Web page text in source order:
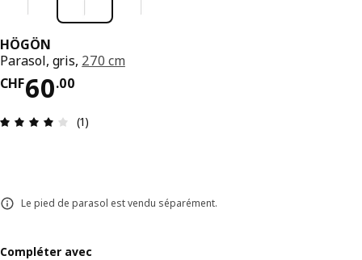
HÖGÖN
Parasol, gris, 270 cm
CHF60.00
Prix CHF 60.00
Avis: 4 sur 5 étoiles. Nombre total d’avis: 1
(1)
Le pied de parasol est vendu séparément.
Compléter avec